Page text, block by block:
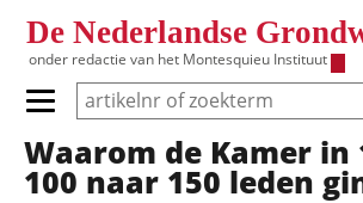
De Nederlandse
onder redactie van het Montesquieu Instituut
Primair menu tonen/verbergen
Hoofdnavigatie
Waarom de Kamer in
100 naar 150 leden